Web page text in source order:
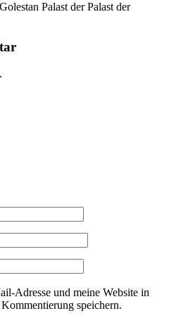
Palast der Palast der
Adresse und meine Website in
speichern.